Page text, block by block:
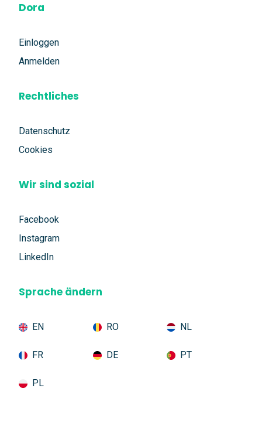
Dora
Einloggen
Anmelden
Rechtliches
Datenschutz
Cookies
Wir sind sozial
Facebook
Instagram
LinkedIn
Sprache ändern
EN RO NL
FR DE PT
PL